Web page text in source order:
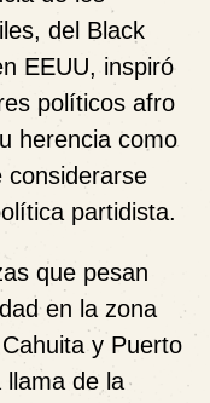
del Black
EEUU, inspiró
políticos afro
herencia como
considerarse
partidista.
que pesan
en la zona
y Puerto
llama de la